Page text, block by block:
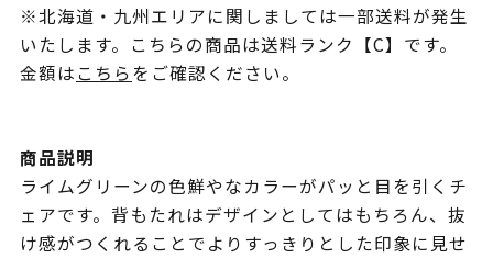
※北海道・九州エリアに関しましては一部送料が発生
いたします。こちらの商品は送料ランク【C】です。
金額はこちらをご確認ください。
商品説明
ライムグリーンの色鮮やなカラーがパッと目を引くチ
ェアです。背もたれはデザインとしてはもちろん、抜
け感がつくれることでよりすっきりとした印象に見せ